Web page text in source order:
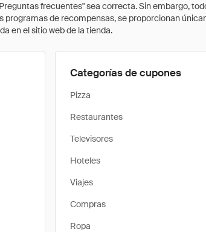
frecuentes" sea correcta. Sin embargo,
de recompensas, se proporcionan
en el sitio web de la tienda.
Categorías de cupones
Pizza
Restaurantes
Televisores
Hoteles
Viajes
Compras
Ropa